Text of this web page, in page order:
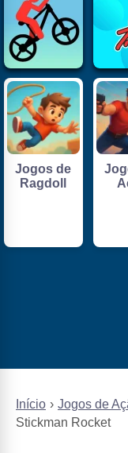
Início Jogos de
Stickman Rocket
Jogos de
Ragdoll